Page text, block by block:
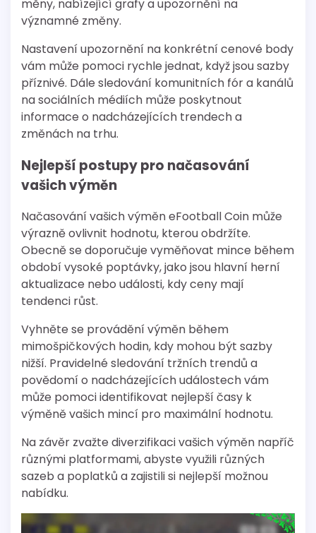
měny, nabízející grafy a upozornění na
významné změny.
Nastavení upozornění na konkrétní cenové body
vám může pomoci rychle jednat, když jsou sazby
příznivé. Dále sledování komunitních fór a kanálů
na sociálních médiích může poskytnout
informace o nadcházejících trendech a
změnách na trhu.
Nejlepší postupy pro načasování
vašich výměn
Načasování vašich výměn eFootball Coin může
výrazně ovlivnit hodnotu, kterou obdržíte.
Obecně se doporučuje vyměňovat mince během
období vysoké poptávky, jako jsou hlavní herní
aktualizace nebo události, kdy ceny mají
tendenci růst.
Vyhněte se provádění výměn během
mimošpičkových hodin, kdy mohou být sazby
nižší. Pravidelné sledování tržních trendů a
povědomí o nadcházejících událostech vám
může pomoci identifikovat nejlepší časy k
výměně vašich mincí pro maximální hodnotu.
Na závěr zvažte diverzifikaci vašich výměn napříč
různými platformami, abyste využili různých
sazeb a poplatků a zajistili si nejlepší možnou
nabídku.